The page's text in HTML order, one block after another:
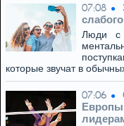
07:08
Люди с
которые звучат в
07:06